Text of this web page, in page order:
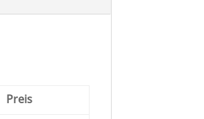
Preis